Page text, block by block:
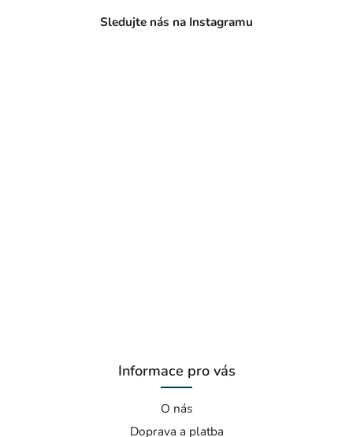
Sledujte nás na Instagramu
Informace pro vás
O nás
Doprava a platba